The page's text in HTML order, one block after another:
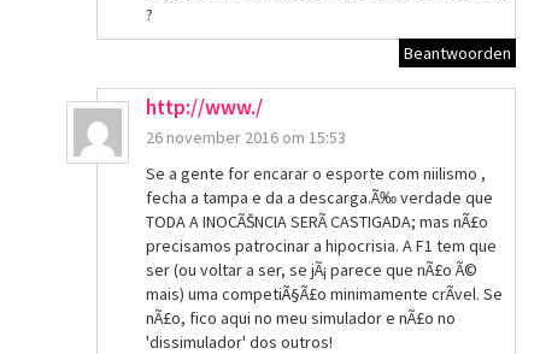
?
Beantwoorden
http://www./
26 november 2016 om 15:53
Se a gente for encarar o esporte com niilismo ,
fecha a tampa e da a descarga.Ã‰ verdade que
TODA A INOCÃŠNCIA SERÃ CASTIGADA; mas nÃ£o
precisamos patrocinar a hipocrisia. A F1 tem que
ser (ou voltar a ser, se jÃ¡ parece que nÃ£o Ã©
mais) uma competiÃ§Ã£o minimamente crÃ­vel. Se
nÃ£o, fico aqui no meu simulador e nÃ£o no
'dissimulador' dos outros!